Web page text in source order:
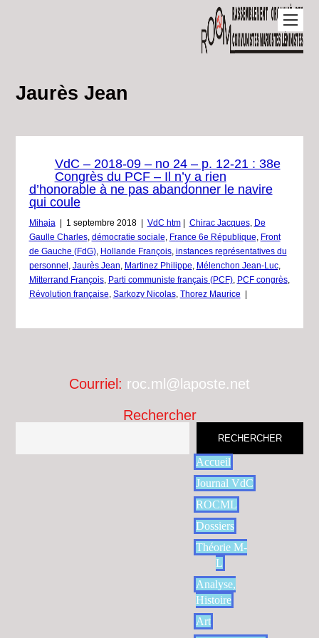
Jaurès Jean
VdC – 2018-09 – no 24 – p. 12-21 : 38e
Congrès du PCF – Il n’y a rien
d’honorable à ne pas abandonner le navire
qui coule
Mihaja 1 septembre 2018 VdC htm Chirac Jacques,
De
Gaulle Charles, démocratie sociale France 6e République
Front
de Gauche (FdG), Hollande François, instances représentatives du
personnel
Jaurès Jean Martinez Philippe Mélenchon Jean-Luc,
Mitterrand François, Parti communiste français (PCF), PCF congrès,
Révolution française Sarkozy Nicolas, Thorez Maurice
Courriel: roc.ml@laposte.net
Rechercher
RECHERCHER
Accueil
Journal VdC
ROCML
Dossiers
Théorie M-
L
Analyse,
Histoire
Art